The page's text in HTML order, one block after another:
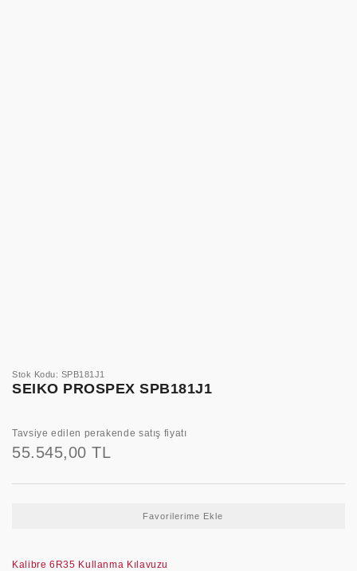
Stok Kodu: SPB181J1
SEIKO PROSPEX SPB181J1
Tavsiye edilen perakende satış fiyatı
55.545,00 TL
Kalibre 6R35 Kullanma Kılavuzu